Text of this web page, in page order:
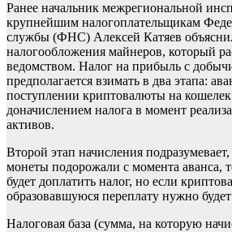
Ранее начальник межрегиональной
крупнейшим налогоплательщикам
службы (ФНС) Алексей Катяев
налогообложения майнеров, который
ведомством. Налог на прибыль с
предполагается взимать в два этапа:
поступлении криптовалюты на кошелек
доначислением налога в момент
активов.
Второй этап начисления
монеты подорожали с момента аванса,
будет доплатить налог, но если
образовавшуюся переплату нужно
Налоговая база (сумма, на которую